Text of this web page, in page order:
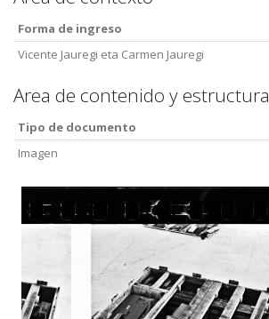
Forma de ingreso
Vicente Jauregi eta Carmen Jauregi
Area de contenido y estructura
Tipo de documento
Imagen